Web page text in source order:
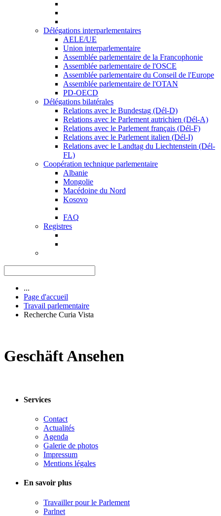
Délégations interparlementaires
AELE/UE
Union interparlementaire
Assemblée parlementaire de la Francophonie
Assemblée parlementaire de l'OSCE
Assemblée parlementaire du Conseil de l'Europe
Assemblée parlementaire de l'OTAN
PD-OECD
Délégations bilatérales
Relations avec le Bundestag (Dél-D)
Relations avec le Parlement autrichien (Dél-A)
Relations avec le Parlement français (Dél-F)
Relations avec le Parlement italien (Dél-I)
Relations avec le Landtag du Liechtenstein (Dél-
FL)
Coopération technique parlementaire
Albanie
Mongolie
Macédoine du Nord
Kosovo
FAQ
Registres
...
Page d'accueil
Travail parlementaire
Recherche Curia Vista
Geschäft Ansehen
Services
Contact
Actualités
Agenda
Galerie de photos
Impressum
Mentions légales
En savoir plus
Travailler pour le Parlement
Parlnet